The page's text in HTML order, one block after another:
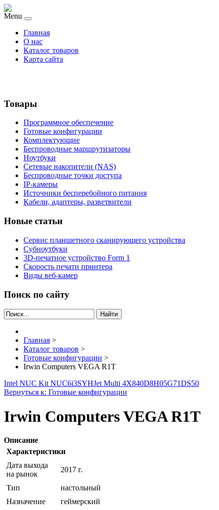
Menu
Главная
О нас
Каталог товаров
Карта сайта
Товары
Программное обеспечение
Готовые конфигурации
Комплектующие
Беспроводные маршрутизаторы
Ноутбуки
Сетевые накопители (NAS)
Беспроводные точки доступа
IP-камеры
Источники бесперебойного питания
Кабели, адаптеры, разветвители
Новые статьи
Сервис планшетного сканирующего устройства
Субноутбуки
3D-печатное устройство Form 1
Скорость печати принтера
Виды веб-камер
Поиск по сайту
Найти
Главная >
Каталог товаров >
Готовые конфигурации >
Irwin Computers VEGA R1T
Intel NUC Kit NUC6i3SYHJet Multi 4X840D8H05G71DS50
Вернуться к: Готовые конфигурации
Irwin Computers VEGA R1T
Описание
Характеристики
Дата выхода
на рынок
2017 г.
Тип
настольный
Назначение
геймерский